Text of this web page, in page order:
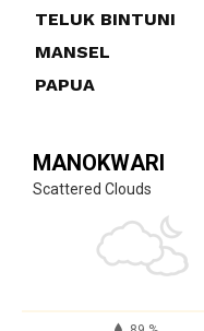
TELUK BINTUNI
MANSEL
PAPUA
MANOKWARI
Scattered Clouds